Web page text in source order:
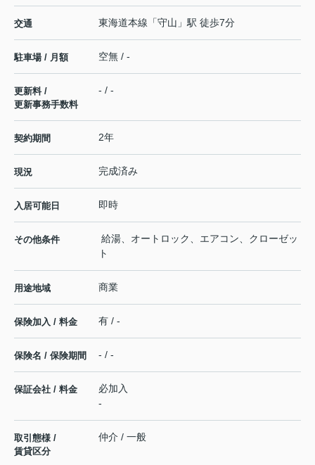
交通 東海道本線 「守山 」駅 徒歩7分
駐車場 / 月額 空無 / -
更新料 /
更新事務手数料
- / -
契約期間 2年
現況 完成済み
入居可能日 即時
その他条件
給湯、オートロック、エアコン、クローゼッ
ト
用途地域 商業
保険加入 / 料金 有 / -
保険名 / 保険期間 - / -
保証会社 / 料金
必加入
-
取引態様 /
賃貸区分
仲介 / 一般